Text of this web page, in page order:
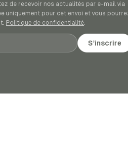
de recevoir nos actualités par e-mail via
uniquement pour cet envoi et vous
Politique de confidentialité.
S’inscrire